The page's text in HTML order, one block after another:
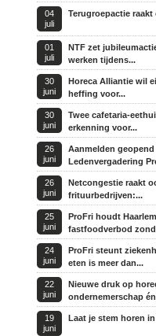
04
juli
Terugroepactie
01
juli
NTF zet
werken tijdens...
30
juni
Horeca Alliantie wil
heffing voor...
30
juni
Twee cafetaria-
erkenning voor...
26
juni
Aanmelden
Ledenvergadering
26
juni
Netcongestie raakt
frituurbedrijven:...
25
juni
ProFri houdt
fastfoodverbod
24
juni
ProFri steunt
eten is meer dan...
22
juni
Nieuwe druk op
ondernemerschap
19
juni
Laat je stem horen